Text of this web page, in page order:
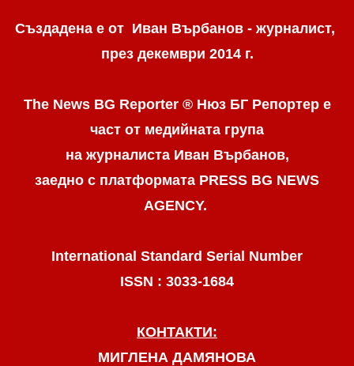
Създадена е от Иван Върбанов - журналист,
през декември 2014 г.
The News BG Reporter ® Нюз БГ Репортере
част от медийната група
на журналиста Иван Върбанов,
заедно с платформата PRESS BG NEWS
AGENCY.
International Standard Serial Number
ISSN : 3033-1684
КОНТАКТИ:
МИГЛЕНА ДАМЯНОВА